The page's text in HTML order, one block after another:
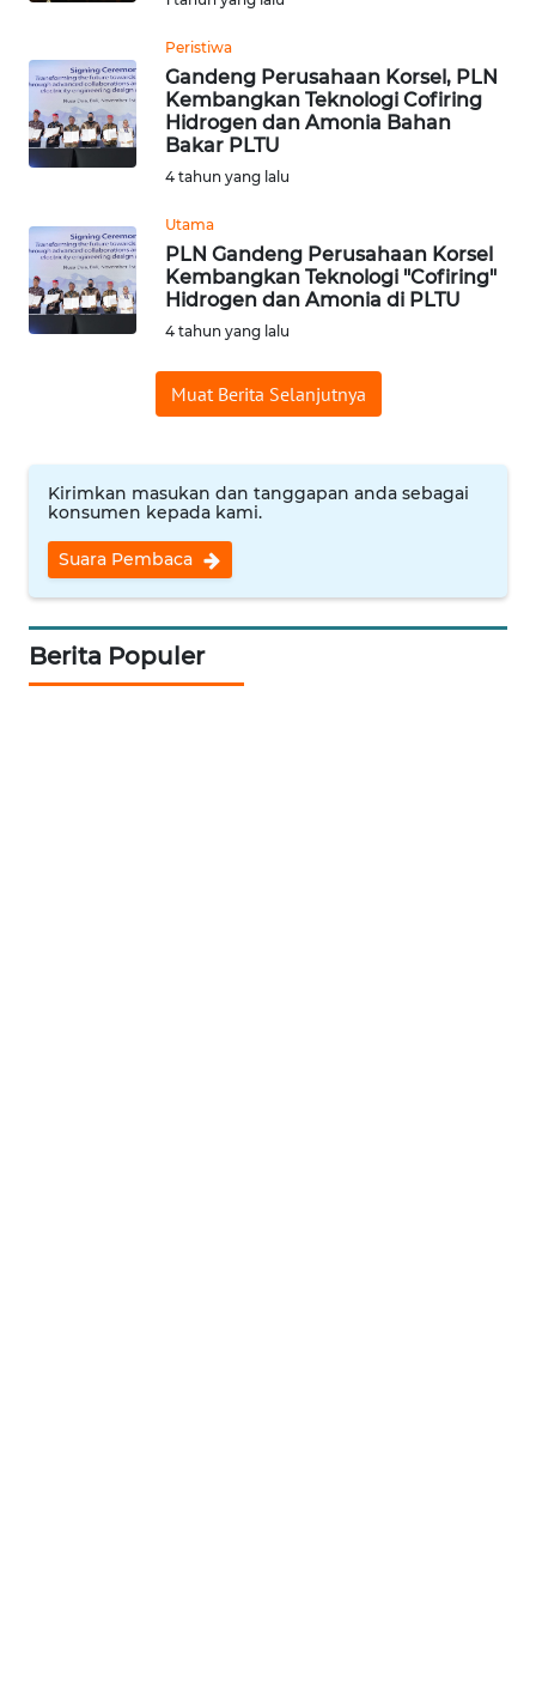
Peristiwa
Gandeng Perusahaan Korsel, PLN
Kembangkan Teknologi Cofiring
Hidrogen dan Amonia Bahan
Bakar PLTU
4 tahun yang lalu
Utama
PLN Gandeng Perusahaan Korsel
Kembangkan Teknologi "Cofiring"
Hidrogen dan Amonia di PLTU
4 tahun yang lalu
Muat Berita Selanjutnya
Kirimkan masukan dan tanggapan anda sebagai
konsumen kepada kami.
Suara Pembaca
Berita Populer
BARAT
WN
RIAU
WN
WN
JAMBI
WN
WN
SULTENG
WN
SULBAR
WN